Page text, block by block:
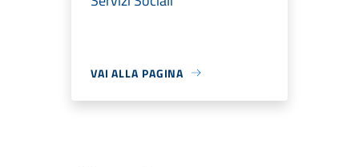
VAI ALLA PAGINA